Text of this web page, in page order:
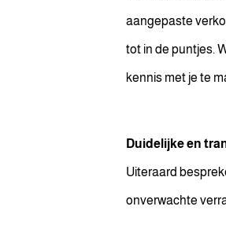
aangepaste
tot in de puntjes.
kennis met je te
Duidelijke en
Uiteraard
onverwachte